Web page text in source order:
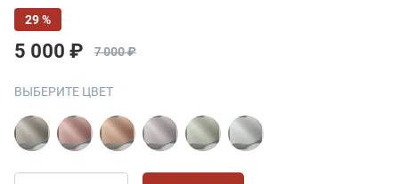
29 %
5 000 ₽ 7 000 ₽
ВЫБЕРИТЕ ЦВЕТ